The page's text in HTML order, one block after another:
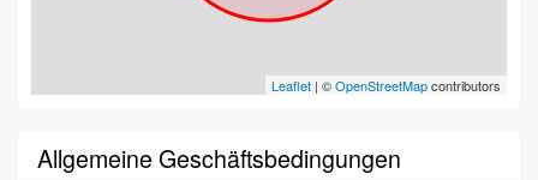
Leaflet | ©OpenStreetMapcontributors
Allgemeine Geschäftsbedingungen